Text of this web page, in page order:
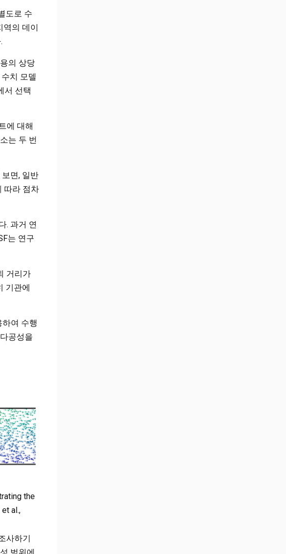
도로 수
역의 데이
의 상당
치 모델
서 선택
에 대해
는 두 번
면, 일반
따라 점차
. 과거 연
는 연구
거리가
기관에
여 수행
공성을
the
al.,
사하기